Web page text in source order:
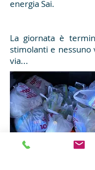
energia Sai.
La giornata è
stimolanti e nessuno
via...